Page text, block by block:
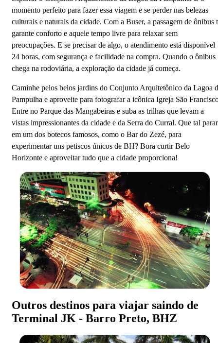
momento perfeito para fazer essa viagem e se perder nas belezas
culturais e naturais da cidade. Com a Buser, a passagem de ônibus
garante conforto e aquele tempo livre para relaxar sem
preocupações. E se precisar de algo, o atendimento está disponível
24 horas, com segurança e facilidade na compra. Quando o ônibus
chega na rodoviária, a exploração da cidade já começa.
Caminhe pelos belos jardins do Conjunto Arquitetônico da Lagoa
Pampulha e aproveite para fotografar a icônica Igreja São
Entre no Parque das Mangabeiras e suba as trilhas que levam a
vistas impressionantes da cidade e da Serra do Curral. Que tal parar
em um dos botecos famosos, como o Bar do Zezé, para
experimentar uns petiscos únicos de BH? Bora curtir Belo
Horizonte e aproveitar tudo que a cidade proporciona!
Outros destinos para viajar saindo de
Terminal JK - Barro Preto, BHZ